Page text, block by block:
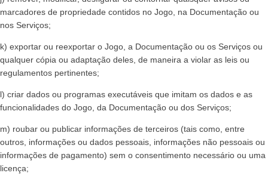
marcadores de propriedade contidos no Jogo, na Documentação ou
nos Serviços;
k) exportar ou reexportar o Jogo, a Documentação ou os Serviços ou
qualquer cópia ou adaptação deles, de maneira a violar as leis ou
regulamentos pertinentes;
l) criar dados ou programas executáveis que imitam os dados e as
funcionalidades do Jogo, da Documentação ou dos Serviços;
m) roubar ou publicar informações de terceiros (tais como, entre
outros, informações ou dados pessoais, informações não pessoais ou
informações de pagamento) sem o consentimento necessário ou uma
licença;